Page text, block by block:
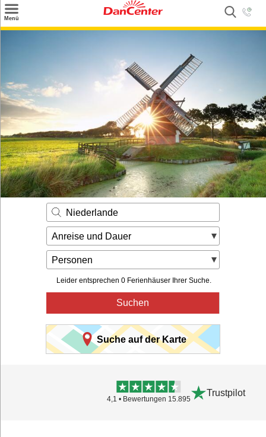
Menü
Weitere Urlaubsziele
Angebote
Inspiration
Kontakt
Gut zu wissen
Login
Niederlande
Anreise und Dauer
Personen
Leider entsprechen 0 Ferienhäuser Ihrer Suche.
Suchen
Suche auf der Karte
4,1 • Bewertungen 15.895
Trustpilot